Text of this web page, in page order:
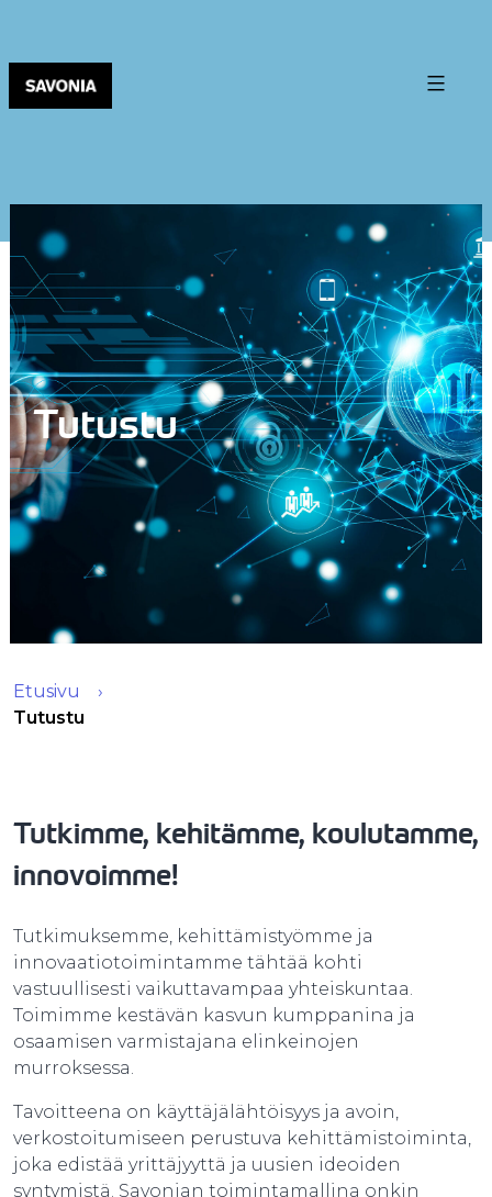
Tutustu
Etusivu
Tutustu
Tutkimme, kehitämme, koulutamme,
innovoimme!
Tutkimuksemme, kehittämistyömme ja
innovaatiotoimintamme tähtää kohti
vastuullisesti vaikuttavampaa yhteiskuntaa.
Toimimme kestävän kasvun kumppanina ja
osaamisen varmistajana elinkeinojen
murroksessa.
Tavoitteena on käyttäjälähtöisyys ja avoin,
verkostoitumiseen perustuva kehittämistoiminta,
joka edistää yrittäjyyttä ja uusien ideoiden
syntymistä. Savonian toimintamallina onkin